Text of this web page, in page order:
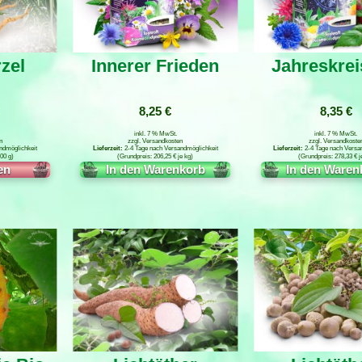
g
Innerer Frieden
8,25€
206,25€ je kg
inkl. 7 % MwSt.
zzgl.Versandkosten
2-4 Tage nach Versandmöglichkeit
In den Warenkorb
8,35 €
278,33 €
inkl. 7 % MwSt.
zzgl.
2-4 Tage nach
In den